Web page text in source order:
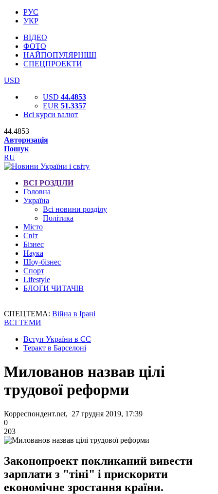
РУС
УКР
ВІДЕО
ФОТО
НАЙПОПУЛЯРНІШІ
СПЕЦПРОЕКТИ
USD
USD 44.4853
EUR 51.3357
Всі курси валют
44.4853
Авторизація
Пошук
RU
ВСІ РОЗДІЛИ
Головна
Україна
Всі новини розділу
Політика
Місто
Світ
Бізнес
Наука
Шоу-бізнес
Спорт
Lifestyle
БЛОГИ ЧИТАЧІВ
СПЕЦТЕМА: Війна в Ірані
ВСІ ТЕМИ
Вступ України в ЄС
Теракт в Барселоні
Милованов назвав цілі
трудової реформи
Корреспондент.net, 27 грудня 2019, 17:39
0
203
Законопроект покликаний вивести
зарплати з "тіні" і прискорити
економічне зростання країни.